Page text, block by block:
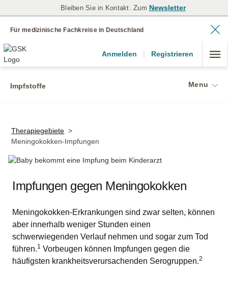
Bleiben Sie in Kontakt. Zum Newsletter
Für medizinische Fachkreise in Deutschland
Anmelden | Registrieren
Impfstoffe Menu
Therapiegebiete >
Meningokokken-Impfungen
Impfungen gegen Meningokokken
Meningokokken-Erkrankungen sind zwar selten, können
aber innerhalb weniger Stunden einen
schwerwiegenden Verlauf nehmen und sogar zum Tod
führen.1 Vorbeugen können Impfungen gegen die
häufigsten krankheitsverursachenden Serogruppen.2